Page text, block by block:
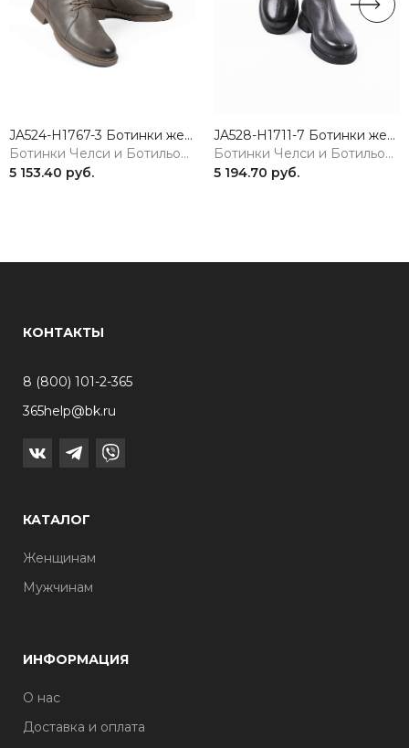
JA524-H1767-3 Ботинки женские натуральная кожа коричневый 365
Ботинки Челси и Ботильоны
5 153.40 руб.
JA528-H1711-7 Ботинки женские натуральная кожа коричневый 365
Ботинки Челси и Ботильоны
5 194.70 руб.
КОНТАКТЫ
8 (800) 101-2-365
365help@bk.ru
КАТАЛОГ
Женщинам
Мужчинам
ИНФОРМАЦИЯ
О нас
Доставка и оплата